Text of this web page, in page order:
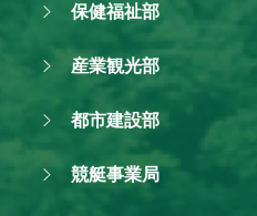
保健福祉部
産業観光部
都市建設部
競艇事業局